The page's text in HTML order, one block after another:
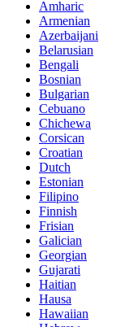
Amharic
Armenian
Azerbaijani
Belarusian
Bengali
Bosnian
Bulgarian
Cebuano
Chichewa
Corsican
Croatian
Dutch
Estonian
Filipino
Finnish
Frisian
Galician
Georgian
Gujarati
Haitian
Hausa
Hawaiian